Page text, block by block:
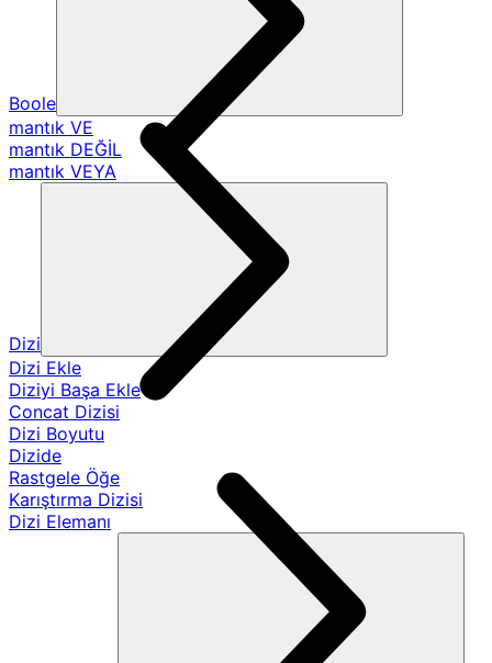
Boole
mantık VE
mantık DEĞİL
mantık VEYA
Dizi
Dizi Ekle
Diziyi Başa Ekle
Concat Dizisi
Dizi Boyutu
Dizide
Rastgele Öğe
Karıştırma Dizisi
Dizi Elemanı